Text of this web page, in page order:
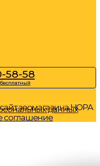
58-58
зоомагазина НОРА
данных
соглашение